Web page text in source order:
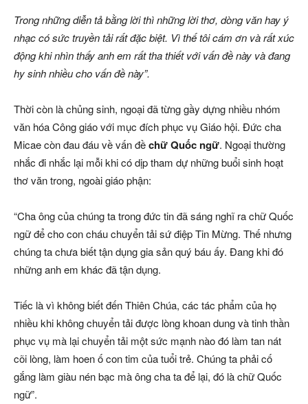
Trong những diễn tả bằng lời thì những lời thơ, dòng văn hay ý
nhạc có sức truyền tải rất đặc biệt. Vì thế tôi cám ơn và rất xúc
động khi nhìn thấy anh em rất tha thiết với vấn đề này và đang
hy sinh nhiều cho vấn đề này”.
Thời còn là chủng sinh, ngoại đã từng gầy dựng nhiều nhóm
văn hóa Công giáo với mục đích phục vụ Giáo hội. Đức cha
Micae còn đau đáu về vấn đềchữ Quốc ngữ. Ngoại thường
nhắc đi nhắc lại mỗi khi có dịp tham dự những buổi sinh hoạt
thơ văn trong, ngoài giáo phận:
“Cha ông của chúng ta trong đức tin đã sáng nghĩ ra chữ Quốc
ngữ để cho con cháu chuyển tải sứ điệp Tin Mừng. Thế nhưng
chúng ta chưa biết tận dụng gia sản quý báu ấy. Đang khi đó
những anh em khác đã tận dụng.
Tiếc là vì không biết đến Thiên Chúa, các tác phẩm của họ
nhiều khi không chuyển tải được lòng khoan dung và tinh thần
phục vụ mà lại chuyển tải một sức mạnh nào đó làm tan nát
cõi lòng, làm hoen ố con tim của tuổi trẻ. Chúng ta phải cố
gắng làm giàu nén bạc mà ông cha ta để lại, đó là chữ Quốc
ngữ”.